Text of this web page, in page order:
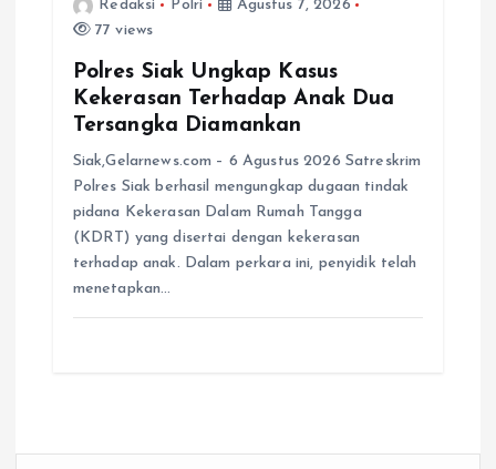
Redaksi Polri
Agustus 7, 2026
77 views
Polres Siak Ungkap Kasus
Kekerasan Terhadap Anak Dua
Tersangka Diamankan
Siak,Gelarnews.com – 6 Agustus 2026 Satreskrim
Polres Siak berhasil mengungkap dugaan tindak
pidana Kekerasan Dalam Rumah Tangga
(KDRT) yang disertai dengan kekerasan
terhadap anak. Dalam perkara ini, penyidik telah
menetapkan…